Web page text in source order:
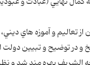
تعاليم و آموزه هاي
و در توضيح و تبيين دولت